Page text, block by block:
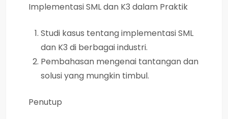
Implementasi SML dan K3 dalam Praktik
Studi kasus tentang implementasi SML
dan K3 di berbagai industri.
Pembahasan mengenai tantangan dan
solusi yang mungkin timbul.
Penutup